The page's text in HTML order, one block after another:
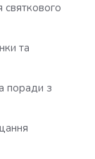
святкового
та
поради з